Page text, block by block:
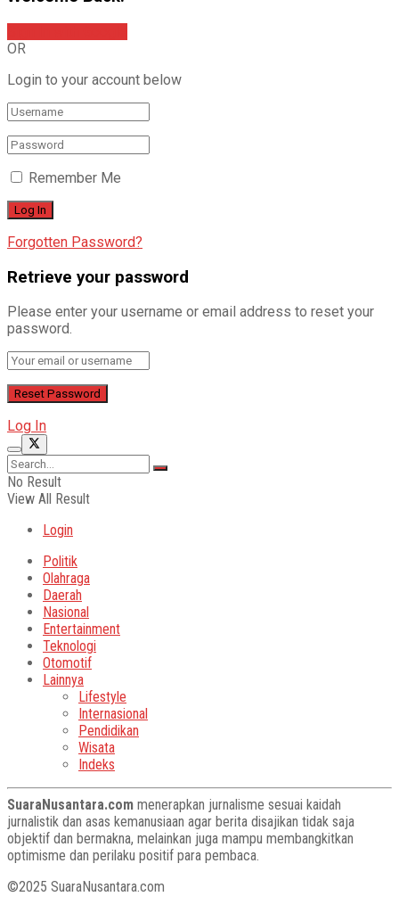
OR
Login to your account below
Remember Me
Forgotten Password?
Retrieve your password
Please enter your username or email address to reset your
password.
Log In
No Result
View All Result
Login
Politik
Olahraga
Daerah
Nasional
Entertainment
Teknologi
Otomotif
Lainnya
Lifestyle
Internasional
Pendidikan
Wisata
Indeks
SuaraNusantara.com menerapkan jurnalisme sesuai kaidah
jurnalistik dan asas kemanusiaan agar berita disajikan tidak saja
objektif dan bermakna, melainkan juga mampu membangkitkan
optimisme dan perilaku positif para pembaca.
©2025 SuaraNusantara.com